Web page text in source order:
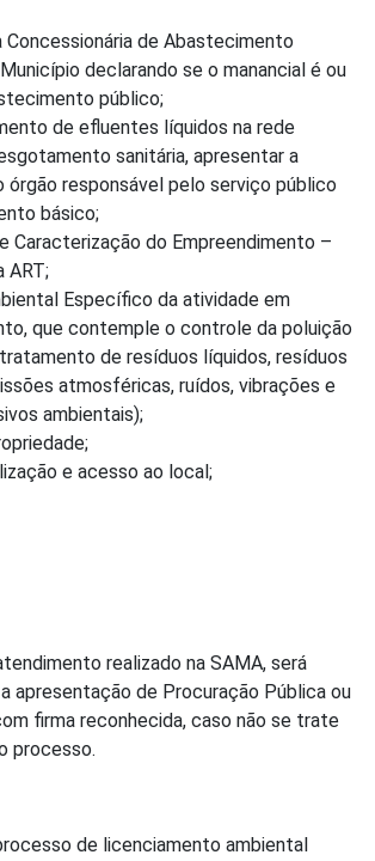
Concessionária de Abastecimento
declarando se o manancial é ou
público;
de efluentes líquidos na rede
sanitária, apresentar a
órgão responsável pelo serviço público
básico;
Caracterização do Empreendimento –
ART;
Específico da atividade em
que contemple o controle da poluição
de resíduos líquidos, resíduos
atmosféricas, ruídos, vibrações e
ambientais);
e acesso ao local;
realizado na SAMA, será
apresentação de Procuração Pública ou
firma reconhecida, caso não se trate
processo.
de licenciamento ambiental